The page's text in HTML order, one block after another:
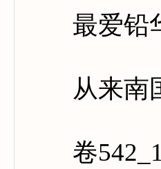
最爱铅华
从来南国
卷542_16